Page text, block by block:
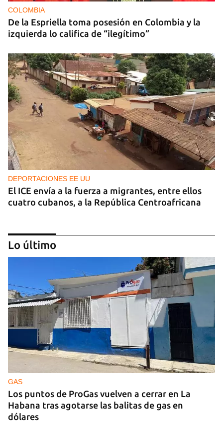
COLOMBIA
De la Espriella toma posesión en Colombia y la
izquierda lo califica de “ilegítimo”
DEPORTACIONES EE UU
El ICE envía a la fuerza a migrantes, entre ellos
cuatro cubanos, a la República Centroafricana
GUERRA
Ucrania ataca otro centro logístico del Amazon
ruso, esta vez en los Urales
Lo último
GAS
Los puntos de ProGas vuelven a cerrar en La
Habana tras agotarse las balitas de gas en
dólares